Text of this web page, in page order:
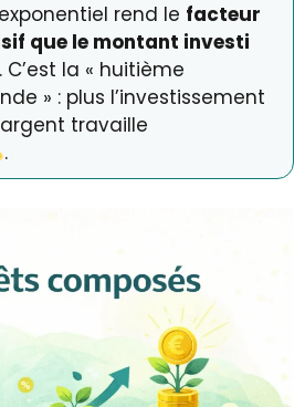
rend le facteur
que le montant investi
. C’est la « huitième
» : plus l’investissement
travaille
.